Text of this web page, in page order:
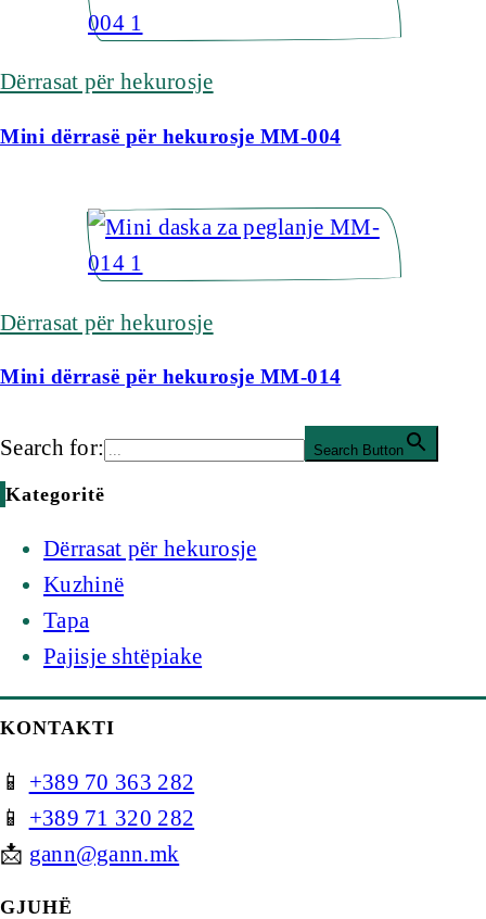
Dërrasat për hekurosje
Mini dërrasë për hekurosje MM-004
Dërrasat për hekurosje
Mini dërrasë për hekurosje MM-014
Search for: Search Button
Kategoritë
Dërrasat për hekurosje
Kuzhinë
Tapa
Pajisje shtëpiake
KONTAKTI
📱 +389 70 363 282
📱 +389 71 320 282
📩 gann@gann.mk
GJUHË